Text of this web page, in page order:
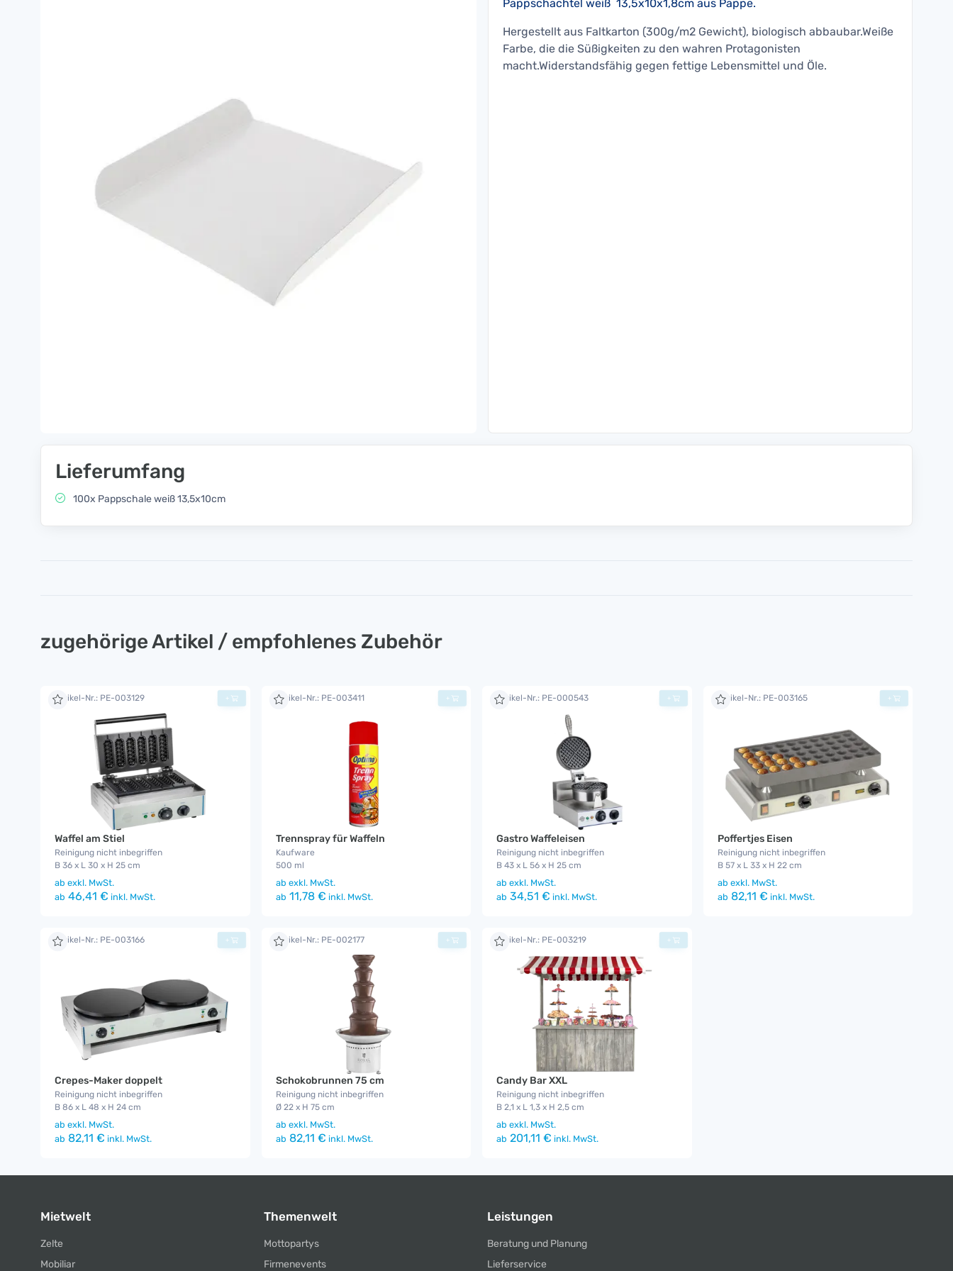
Pappschachtel weiß 13,5x10x1,8cm aus Pappe.
Hergestellt aus Faltkarton (300g/m2 Gewicht), biologisch abbaubar.Weiße
Farbe, die die Süßigkeiten zu den wahren Protagonisten
macht.Widerstandsfähig gegen fettige Lebensmittel und Öle.
Lieferumfang
100x Pappschale weiß 13,5x10cm
zugehörige Artikel / empfohlenes Zubehör
Artikel-Nr.: PE-003129
Waffel am Stiel
Reinigung nicht inbegriffen
B 36 x L 30 x H 25 cm
ab exkl. MwSt.
ab 46,41 € inkl. MwSt.
+ Artikel-Nr.: PE-003411
Trennspray für Waffeln
Kaufware
500 ml
ab exkl. MwSt.
ab 11,78 € inkl. MwSt.
+ Artikel-Nr.: PE-000543
Gastro Waffeleisen
Reinigung nicht inbegriffen
B 43 x L 56 x H 25 cm
ab exkl. MwSt.
ab 34,51 € inkl. MwSt.
+ Artikel-Nr.: PE-003165
Poffertjes Eisen
Reinigung nicht inbegriffen
B 57 x L 33 x H 22 cm
ab exkl. MwSt.
ab 82,11 € inkl. MwSt.
+
Artikel-Nr.: PE-003166
Crepes-Maker doppelt
Reinigung nicht inbegriffen
B 86 x L 48 x H 24 cm
ab exkl. MwSt.
ab 82,11 € inkl. MwSt.
+ Artikel-Nr.: PE-002177
Schokobrunnen 75 cm
Reinigung nicht inbegriffen
Ø 22 x H 75 cm
ab exkl. MwSt.
ab 82,11 € inkl. MwSt.
+ Artikel-Nr.: PE-003219
Candy Bar XXL
Reinigung nicht inbegriffen
B 2,1 x L 1,3 x H 2,5 cm
ab exkl. MwSt.
ab 201,11 € inkl. MwSt.
+
Mietwelt
Zelte
Mobiliar
Themenwelt
Mottopartys
Firmenevents
Leistungen
Beratung und Planung
Lieferservice